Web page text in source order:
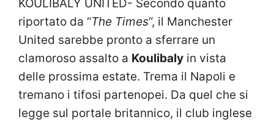
KOULIBALY UNITED- Secondo quanto
riportato da “The Times“, il Manchester
United sarebbe pronto a sferrare un
clamoroso assalto a Koulibaly in vista
delle prossima estate. Trema il Napoli e
tremano i tifosi partenopei. Da quel che si
legge sul portale britannico, il club inglese